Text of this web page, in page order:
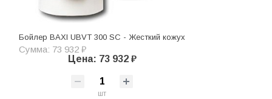
Бойлер BAXI UBVT 300 SC - Жесткий кожух
Сумма: 73 932 ₽
Цена: 73 932 ₽
шт